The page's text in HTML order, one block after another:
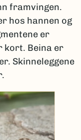
framvingen.
hos hannen og
er
kort. Beina er
Skinneleggene